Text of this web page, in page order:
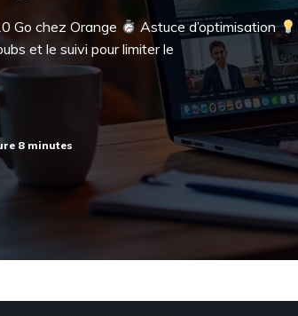
Go chez Orange Astuce d’optimisation
et le suivi pour limiter le